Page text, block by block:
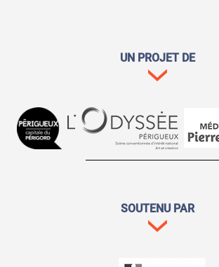
UN PROJET DE
SOUTENU PAR